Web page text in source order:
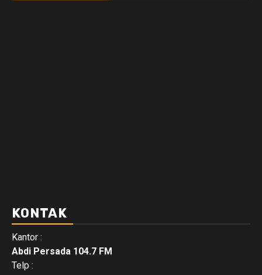
KONTAK
Kantor :
Abdi Persada 104.7 FM
Telp :